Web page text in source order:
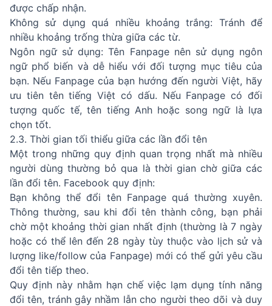
được chấp nhận.
Không sử dụng quá nhiều khoảng trắng: Tránh để
nhiều khoảng trống thừa giữa các từ.
Ngôn ngữ sử dụng: Tên Fanpage nên sử dụng ngôn
ngữ phổ biến và dễ hiểu với đối tượng mục tiêu của
bạn. Nếu Fanpage của bạn hướng đến người Việt, hãy
ưu tiên tên tiếng Việt có dấu. Nếu Fanpage có đối
tượng quốc tế, tên tiếng Anh hoặc song ngữ là lựa
chọn tốt.
2.3. Thời gian tối thiểu giữa các lần đổi tên
Một trong những quy định quan trọng nhất mà nhiều
người dùng thường bỏ qua là thời gian chờ giữa các
lần đổi tên. Facebook quy định:
Bạn không thể đổi tên Fanpage quá thường xuyên.
Thông thường, sau khi đổi tên thành công, bạn phải
chờ một khoảng thời gian nhất định (thường là 7 ngày
hoặc có thể lên đến 28 ngày tùy thuộc vào lịch sử và
lượng like/follow của Fanpage) mới có thể gửi yêu cầu
đổi tên tiếp theo.
Quy định này nhằm hạn chế việc lạm dụng tính năng
đổi tên, tránh gây nhầm lẫn cho người theo dõi và duy